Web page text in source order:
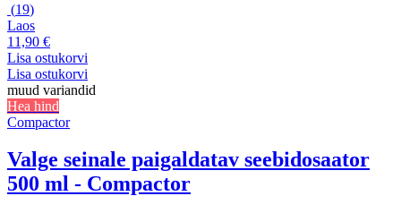
(19)
Laos
11,90 €
Lisa ostukorvi
Lisa ostukorvi
muud variandid
Hea hind
Compactor
Valge seinale paigaldatav seebidosaator
500 ml - Compactor